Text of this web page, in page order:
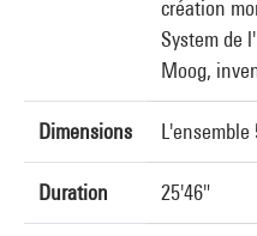
création
System de
Moog,
Dimensions L'ensemble
Duration 25'46"